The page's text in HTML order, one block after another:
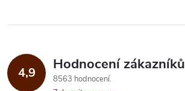
l
d 4,9 Hodnocení zákazníků
8563 hodnocení